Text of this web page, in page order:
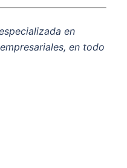
en
en todo